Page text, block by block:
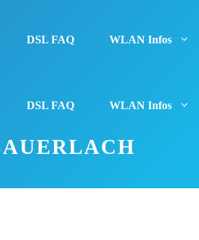
DSL FAQ WLAN Infos
DSL FAQ WLAN Infos